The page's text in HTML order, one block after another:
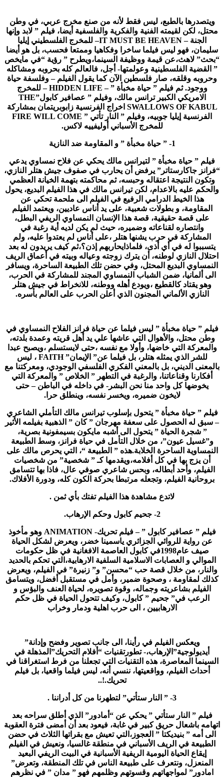
ويتصدرها بالطبع، ليس فقط لأنه من صنع مخرج عربي، في وطن
محتل، لكن لقيمته الفنية والفكرية والفلسفية أيضا، فيلم ” لابد وإنها
الجنة –IT MUST BE HEAVEN– للمخرج الفلسطيني إيليا
سليمان، فهو ليس فيلما ساخرا وفكاهيا وممتعا فحسب، بل هو أيضا
“بحث” لاهث،عن قيمة ووظيفة السينما،ويطرح ” رؤية “في مايخص
” القضية الفلسطينية وعولمتها- أجل، فالعالم كله بحروبه ومشاكله
وحروبه وقلقه، صار فلسطين الآن كما يقول الفيلم – وفلسفة حياة
ووجود. ثم فيلم ” حياة مخبأة ” – HIDDEN LIFE– للمخرج
الامريكي الكبير ترانس مالك، وفيلم ” عصافير كابول”THE
SWALLOWS OF KABUL اخراج الفرنسية زابوبريتمان بمشاركة
الفرنسية إيليا جوبيه، وفيلم ” النار تأتي ” FIRE WILL COME
للمخرج الأسباني أوليفييه لاكس.
1- ” حياة مخبأة ” و المقاومة ضد النازية
فيلم ” حياة مخبأة ” لتيرانس مالك يحكي عن فلاح نمساوي يدعي
“فرانز جاكارستاتر” يرفض أن يحارب في صفوف جيش هتلر النازي،
وتكون النتيجة اعتقاله وحبسه، ثم محاكمته بتهمة الخيانة العظمي
والحكم عليه بالاعدام، لكن تيرانس مالك في هذا الفيلم البديع، يحول
هذا الخيط الدرامي الرفيع في الفيلم الى ملحمة تحكي عن
المقاومة، و بطولات شعبية، على يد أناس عاديين، ويعتمد الفيلم
على قصة حقيقية، قصة هذا الإنسان النمساوي الريفي البطل،
وانتصاره لقناعاته وضميره، حيث لم يكن لديه أية رغبة في
المشاركة في حرب يشنها هتلر ،على أناس لم يعتدوا عليه، ولم
يتسببوا له في أي أذى، فلماذايحاربهم إذن؟،ثم كيف يريدون له بعد
احتلال النازي لوطنه، أن يترك زوجته وعياله وبيته في أعماق الريف
النمساوي البديع المحتل، وفي حضن تلك الطبيعة الساحرة، ويسافر
الى ألمانيا، ضمن الشباب النمساوي المجند للمشاركة في الحرب،
وهو يقتاد كالقطيع ،ويودع أهله ووطنه، للانخراط في جيش هتلر
النازي الألماني المجنون الذي أعلن الحرب على العالم بأسره.
فيلم ” حياة مخبأة ” ليس فيلما عن حياة فرانز الفلاح النمساوي في
وطن محتل، والأهوال التي عاشها علي يد أهل قريته وعمدة بلدته،
والمعركة التي خاضها، وأولا مع نفسه ،حتى لايستسلم ،ويصبح عبدا
للشر الذي يمثله هتلر، بل فيلما عن” الإيمان”FAITH ، ليس
بالمعنى الديني، بل بالمعني الفكري الفلسفي الوجودي، ومعركتنا مع
أفكارنا وقناعاتنا، والرغبة في التطهر ” الخلاص ” والمعركة التي
يخوضها كل واحد منا نحن البشر- في داخله في الباطن – حتى
لايخون ضميره، ويخسر نفسه، وينطلق حرا.
فيلم ” حياة مخبأة ” يتحول بإسلوب تيرانس مالك التأملي الشاعري
– سبق له الحصول على سعفة مهرجان ” كان ” الذهبية بفيلمه الأثير
” شجرة الحياة ” يتحول الى أشبه مايكون بسيمفونية بصرية،
و”غسيل عيون”، من خلال التأمل في حياة فرانز، وسط الطبيعة
النمساوية الساحرة الخلابة.هذه ” الطبيعة “، التي يحرص مالك على
أن يزج بها في كل أفلامه،ويقدمها كـ ” شخصية” من شخصيات
الفيلم، وأحد أبطاله، وبحس شاعري صوفي عال، فاذا بها تتسامق
بروحانية الفيلم، وتجعله مرتبطا بحركة الكون كله، ودورة الأفلاك.
لاتدع مشاهدة هذا الفيلم تفتك بأي ثمن .
2- جحيم كابول وحكم الإرهاب.
فيلم ” عصافير كابول ” – فيلم تحريك-ANIMATION وهو مأخوذ
عن رواية للروائي الجزائري ياسمينا خضر، ويعرض لشكل الحياة
صيف عام1998في كابول العاصمة الافغانية في ظل حكومات
الموالي و العصابات الاسلامية السلفية الارهابية،التي تحكم بالحديد
والنار، من خلال قصة حب “محسن” و” زنيرة” في الفيلم، ويعرض
كذلك لمقاومة ، وصحوة ضمير، وأمل في مستقبل أفضل، ويتسامق
الفيلم بشاعريته وجماله، وقوة تصويره، لحياة العنف والبؤس و
الرعب في” جحيم ” كابول، وكيف تتحول الحياة في ظل حكم
الارهابيين ، الى حرب اهلية ودمار وخراب
ويعكس الفيلم في رأينا، الى جانب تصوير وفضح وإدانة”
أيديولوجية”الإرهاب،- تطورتقنيات “أفلام التحريك”المذهلة في
السينما المعاصرة، هذه التقنيات التي تجعلنا من فرط استغراقنا في
أحداث الفيلم، وواقعيتها، ننسي أنه، ليس فيلما واقعيا، بل فيلم
تحريك.!..
3- ” النار ستأتي” لتطهرنا من كل أدراننا .
فيلم ” النار ستأتي ” يحكي عن “أمادور” الذي أطلق سراحه بعد
اتهامه باشعال حريق كبير في غابة، فيعود بعد أن أمضى فترة العقوبة
الى أمه ” بنيديكتا ” العجوز،التي تعيش مع بقراتها الثلاث في حضن
الطبيعة في الريف الأسباني في منطقة غالسيا، ونعيش في الفيلم
إيقاع الحياة اليومية الريفية الأسبانية في البيت الريفي البعيد
المنعزل، ونتعرف على طبيعة الناس في تلك المنطقة، وتعرض”
امادور” لمواجهاتهم وقسوتهم وظلمهم فهو ” مدان ” في نظرهم